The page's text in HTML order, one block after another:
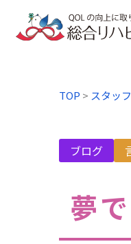
TOP > スタッ
ブログ
夢